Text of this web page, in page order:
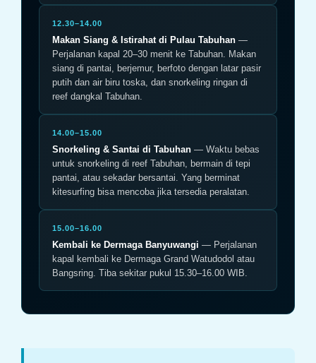
12.30–14.00
Makan Siang & Istirahat di Pulau Tabuhan —
Perjalanan kapal 20–30 menit ke Tabuhan. Makan
siang di pantai, berjemur, berfoto dengan latar pasir
putih dan air biru toska, dan snorkeling ringan di
reef dangkal Tabuhan.
14.00–15.00
Snorkeling & Santai di Tabuhan — Waktu bebas
untuk snorkeling di reef Tabuhan, bermain di tepi
pantai, atau sekadar bersantai. Yang berminat
kitesurfing bisa mencoba jika tersedia peralatan.
15.00–16.00
Kembali ke Dermaga Banyuwangi — Perjalanan
kapal kembali ke Dermaga Grand Watudodol atau
Bangsring. Tiba sekitar pukul 15.30–16.00 WIB.